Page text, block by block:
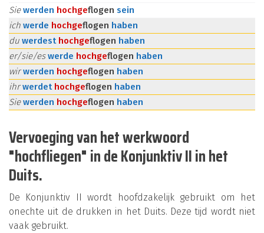
Siewerden hochgeflogen sein
ich werde hochgeflogen haben
du werdest hochgeflogen haben
er/sie/eswerde hochgeflogen haben
wirwerden hochgeflogen haben
ihrwerdet hochgeflogen haben
Siewerden hochgeflogen haben
Vervoeging van het werkwoord
"hochfliegen" in de Konjunktiv II in het
Duits.
De Konjunktiv II wordt hoofdzakelijk gebruikt om het
onechte uit de drukken in het Duits. Deze tijd wordt niet
vaak gebruikt.